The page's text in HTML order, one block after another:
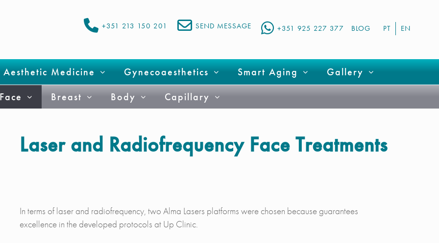
PT EN
BLOG
+351 925 227 377
SEND MESSAGE
+351 213 150 201
Aesthetic Medicine Gynecoaesthetics Smart Aging
Gallery
Face
Breast Body Capillary
Laser and Radiofrequency Face Treatments
In terms of laser and radiofrequency, two Alma Lasers platforms were chosen because guarantees
excellence in the developed protocols at Up Clinic.